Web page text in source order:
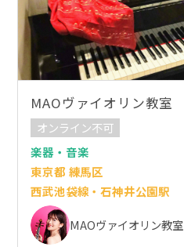
MAOヴァイオリン教室
オンライン不可
楽器・音楽
東京都 練馬区
西武池袋線・石神井公園駅
MAOヴァイオリン教室